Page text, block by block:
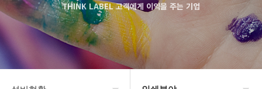
THINK LABEL 고객에게 이익을 주는 기업